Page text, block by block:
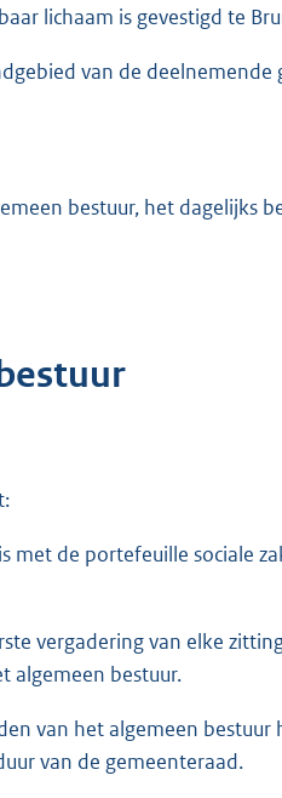
lichaam is gevestigd te
van de deelnemende
bestuur, het dagelijks
met de portefeuille sociale
vergadering van elke
algemeen bestuur.
van het algemeen
van de gemeenteraad.